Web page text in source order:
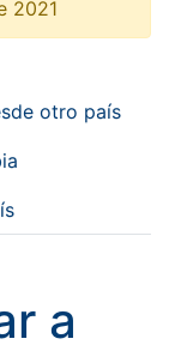
2021
otro país
a